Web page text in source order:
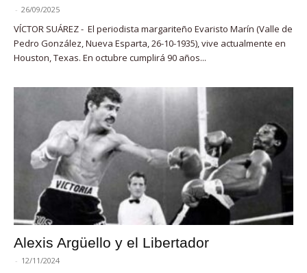
- 26/09/2025
VÍCTOR SUÁREZ - El periodista margariteño Evaristo Marín (Valle de
Pedro González, Nueva Esparta, 26-10-1935), vive actualmente en
Houston, Texas. En octubre cumplirá 90 años...
Alexis Argüello y el Libertador
- 12/11/2024